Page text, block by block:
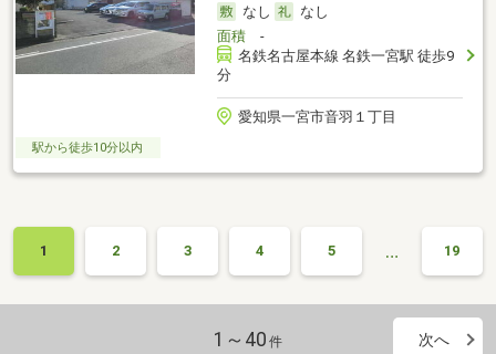
なし
なし
面積-
名鉄名古屋本線 名鉄一宮駅 徒歩9
分
愛知県一宮市音羽１丁目
駅から徒歩10分以内
1 2 3 4 5 … 19
1～40 件 次へ